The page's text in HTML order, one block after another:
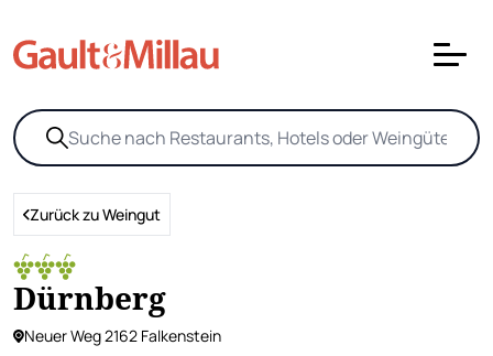
Zurück zu Weingut
Dürnberg
Neuer Weg 2162 Falkenstein